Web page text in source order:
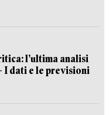
l’ultima analisi
I dati e le previsioni